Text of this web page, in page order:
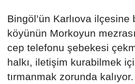
Bingöl’ün Karlıova ilçesine
köyünün Morkoyun
cep telefonu şebekesi
halkı, iletişim kurabilmek
tırmanmak zorunda kalıyor.